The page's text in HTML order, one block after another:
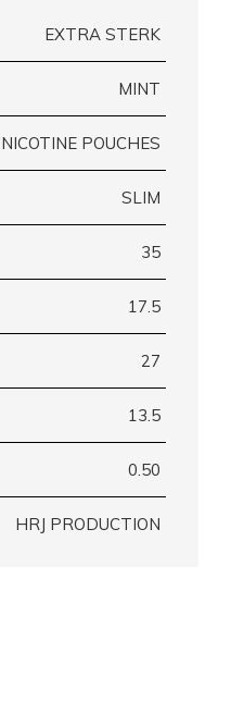
EXTRA STERK
MINT
NICOTINE POUCHES
SLIM
35
17.5
27
13.5
0.50
HRJ PRODUCTION